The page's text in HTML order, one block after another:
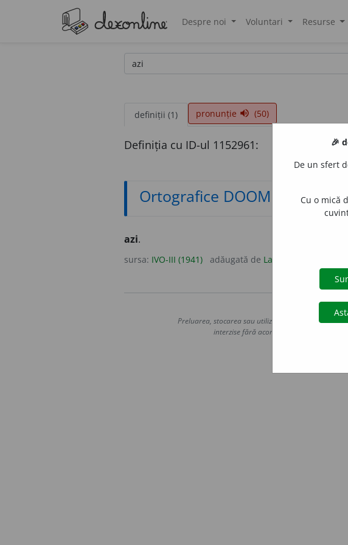
Despre noi Voluntari Resurse
definiții (1) pronunție volume_up (50)
Definiția cu ID-ul 1152961:
Ortografice DOOM
azi.
sursa: IVO-III (1941) adăugată de Ladislau Strifler
Copyright
Preluarea, stocarea sau utilizarea datelor de pe
interzise fără acordul nostru prealabil
🎉
De un sfert
Cu o mică